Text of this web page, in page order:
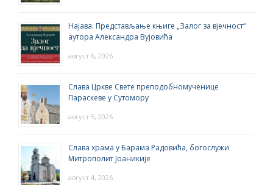
Најава: Представљање књиге „Залог за вјечност“
аутора Александра Вујовића
август 6, 2026
Слава Цркве Свете преподобномученице
Параскеве у Сутомору
август 5, 2026
Слава храма у Барама Радовића, богослужи
Митрополит Јоаникије
август 4, 2026